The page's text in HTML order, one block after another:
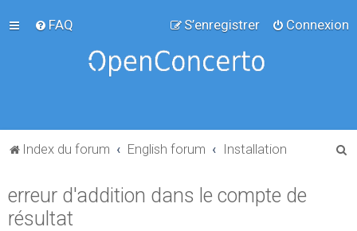
FAQ Connexion
S’enregistrer
Index du forum English forum Installation
erreur d'addition dans le compte de
résultat